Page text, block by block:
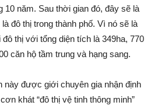
10 năm. Sau thời gian đó, đây sẽ là
đô thị trong thành phố. Vì nó sẽ là
thị với tổng diện tích là 349ha, 770
căn hộ tầm trung và hạng sang.
này được giới chuyên gia nhận định
khát “đô thị vệ tinh thông minh”